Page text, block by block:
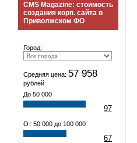
CMS Magazine: стоимость
создания корп. сайта в
Приволжском ФО
Город:
Средняя цена: 57 958
рублей
До 50 000
97
От 50 000 до 100 000
67